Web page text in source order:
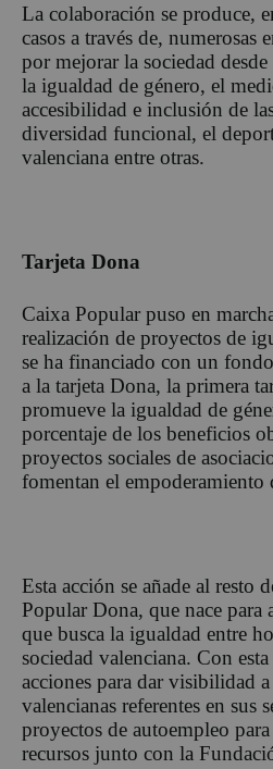
La colaboración se produce,
casos a través de, numerosas
por mejorar la sociedad
la igualdad de género, el
accesibilidad e inclusión de
diversidad funcional, el
valenciana entre otras.
Tarjeta Dona
Caixa Popular puso en
realización de proyectos de
se ha financiado con un
a la tarjeta Dona, la primera
promueve la igualdad de
porcentaje de los beneficios
proyectos sociales de
fomentan el empoderamiento
Esta acción se añade al resto
Popular Dona, que nace
que busca la igualdad entre
sociedad valenciana. Con
acciones para dar visibilidad a
valencianas referentes en sus
proyectos de autoempleo
recursos junto con la